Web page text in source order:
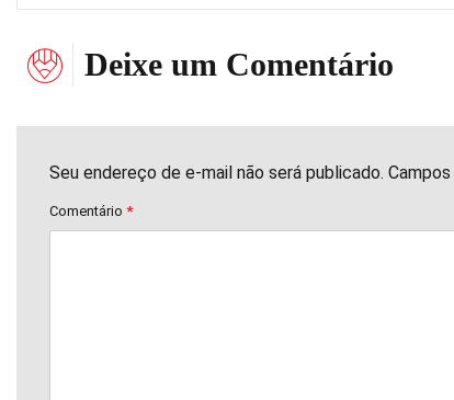
Deixe um Comentário
Seu endereço de e-mail não será publicado.
Comentário *